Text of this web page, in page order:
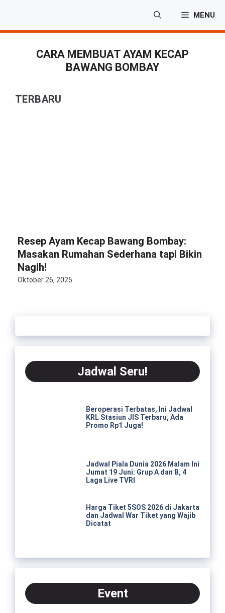
isi
MENU
CARA MEMBUAT AYAM KECAP
BAWANG BOMBAY
TERBARU
Resep Ayam Kecap Bawang Bombay:
Masakan Rumahan Sederhana tapi Bikin
Nagih!
Oktober 26, 2025
Jadwal Seru!
Beroperasi Terbatas, Ini Jadwal
KRL Stasiun JIS Terbaru, Ada
Promo Rp1 Juga!
Jadwal Piala Dunia 2026 Malam Ini
Jumat 19 Juni: Grup A dan B, 4
Laga Live TVRI
Harga Tiket 5SOS 2026 di Jakarta
dan Jadwal War Tiket yang Wajib
Dicatat
Event